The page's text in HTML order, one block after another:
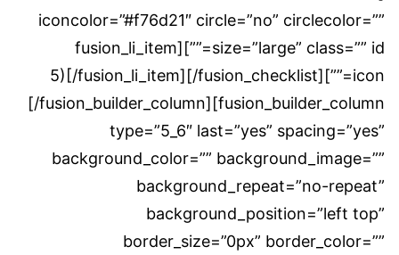
iconcolor=”#f76d21″ circle=”no” circlecolor=””
size=”large” class=”” id=””][fusion_li_item
icon=””]5)[/fusion_li_item][/fusion_checklist]
[/fusion_builder_column][fusion_builder_column
type=”5_6″ last=”yes” spacing=”yes”
background_color=”” background_image=””
background_repeat=”no-repeat”
background_position=”left top”
border_size=”0px” border_color=””